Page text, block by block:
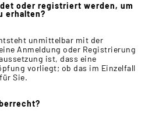
oder registriert werden, um
erhalten?
unmittelbar mit der
Anmeldung oder Registrierung
ist, dass eine
vorliegt; ob das im Einzelfall
Sie.